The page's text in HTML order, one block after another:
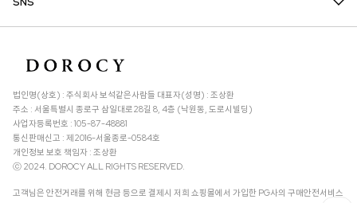
법인명(상호) : 주식회사 보석같은사람들 대표자(성명) : 조상환
주소 : 서울특별시 종로구 삼일대로28길 8, 4층 (낙원동, 도로시빌딩)
사업자등록번호 : 105-87-48881
통신판매신고 : 제2016-서울종로-0584호
개인정보 보호 책임자 : 조상환
ⓒ 2024. DOROCY ALL RIGHTS RESERVED.
고객님은 안전거래를 위해 현금 등으로 결제시 저희 쇼핑몰에서 가입한 PG사의 구매안전서비스